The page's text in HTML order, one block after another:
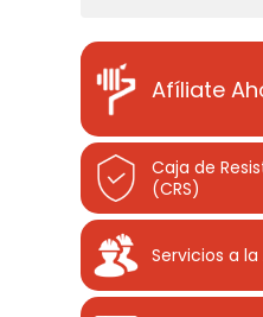
Afíliate
Caja de
(CRS)
Servicios a